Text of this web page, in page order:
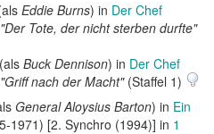
Eddie Burns) in Der Chef
"Der Tote, der nicht sterben durfte"
Buck Dennison) in Der Chef
"Griff nach der Macht"(Staffel 1)
General Aloysius Barton) in Ein
1971) [2. Synchro (1994)] in 1